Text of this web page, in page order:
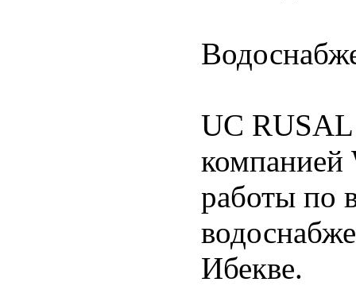
UC RUSAL
компанией
работы по
Ибекве.